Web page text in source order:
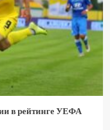
в рейтинге УЕФА